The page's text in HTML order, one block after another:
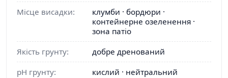
Місце висадки:
клумби · бордюри ·
контейнерне озеленення ·
зона патіо
Якість грунту:
добре дренований
pH грунту:
кислий · нейтральний